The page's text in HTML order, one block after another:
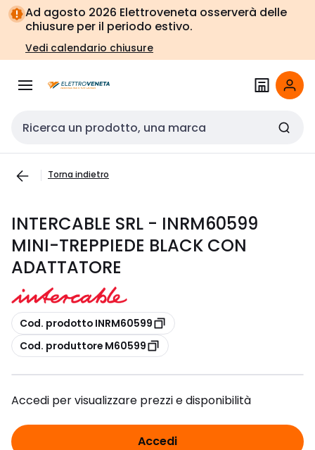
Vai alla
navigazione
Vai
alla
pagina
Ad agosto 2026 Elettroveneta osserverà delle
chiusure per il periodo estivo.
Vedi calendario chiusure
Cerca input
Torna indietro
INTERCABLE SRL - INRM60599
MINI-TREPPIEDE BLACK CON
ADATTATORE
copia
Cod. prodotto INRM60599
copia
Cod. produttore M60599
Accedi per visualizzare prezzi e disponibilità
Accedi